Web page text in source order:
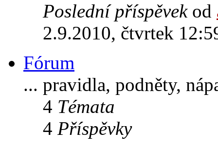
Poslední příspěvekod
2.9.2010, čtvrtek
Fórum
... pravidla, podněty,
4 Témata
4 Příspěvky